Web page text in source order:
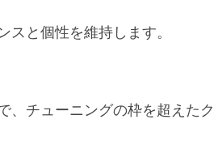
スと個性を維持します。
、チューニングの枠を超えた